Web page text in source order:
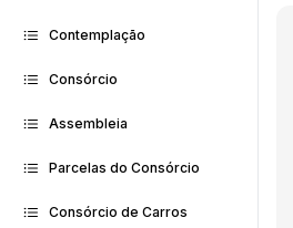
Contemplação
Consórcio
Assembleia
Parcelas do Consórcio
Consórcio de Carros